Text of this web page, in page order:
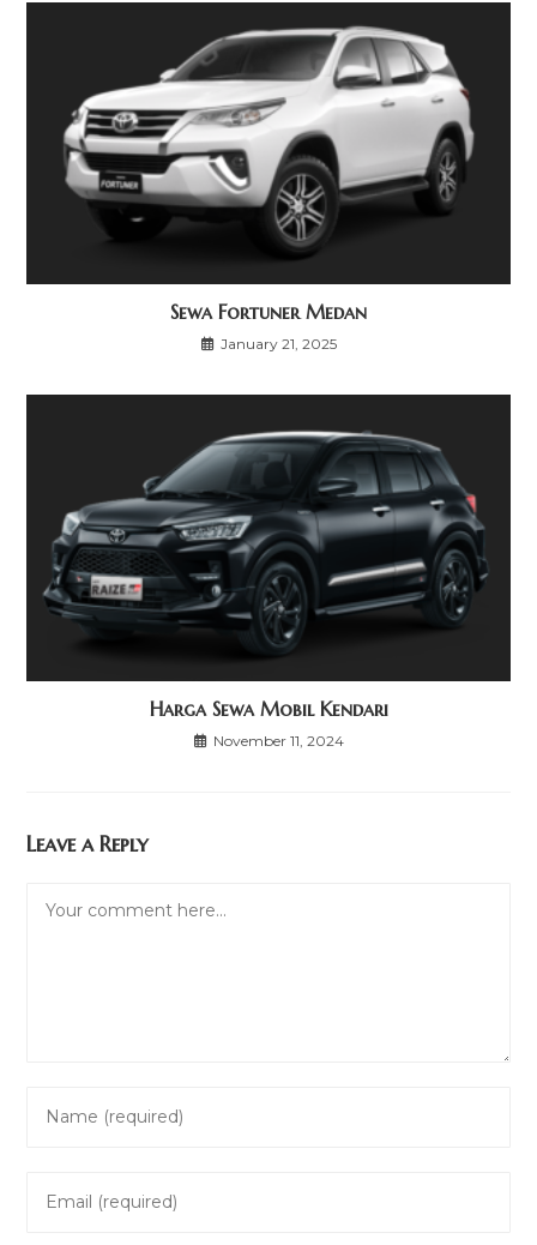
Sewa Fortuner Medan
January 21, 2025
Harga Sewa Mobil Kendari
November 11, 2024
Leave a Reply